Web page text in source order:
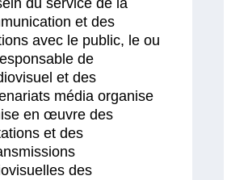
du service de la
et des
avec le public, le ou
de
et des
média organise
en œuvre des
et des
des